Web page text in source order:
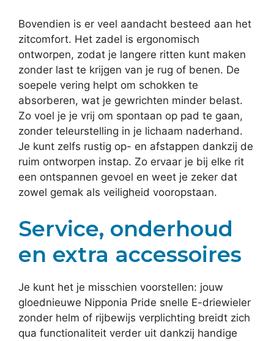
Bovendien is er veel aandacht besteed aan het
zitcomfort. Het zadel is ergonomisch
ontworpen, zodat je langere ritten kunt maken
zonder last te krijgen van je rug of benen. De
soepele vering helpt om schokken te
absorberen, wat je gewrichten minder belast.
Zo voel je je vrij om spontaan op pad te gaan,
zonder teleurstelling in je lichaam naderhand.
Je kunt zelfs rustig op- en afstappen dankzij de
ruim ontworpen instap. Zo ervaar je bij elke rit
een ontspannen gevoel en weet je zeker dat
zowel gemak als veiligheid vooropstaan.
Service, onderhoud
en extra accessoires
Je kunt het je misschien voorstellen: jouw
gloednieuwe Nipponia Pride snelle E-driewieler
zonder helm of rijbewijs verplichting breidt zich
qua functionaliteit verder uit dankzij handige